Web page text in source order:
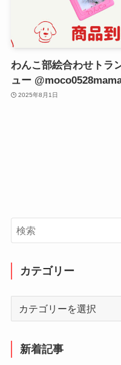
わんこ部絵合わせトラ
ュー
2025年8月1日
カテゴリー
新着記事